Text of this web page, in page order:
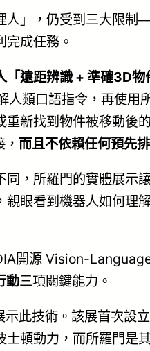
人」，仍受到三大限制
成任務。
「遠距辨識 + 準確3D
人類口語指令，再使
新找到物件被移動後
而且不依賴任何預先
，所羅門的實體展示
眼看到機器人如何理
開源 Vision-
動三項關鍵能力。
此技術。該展首次設
頓動力，而所羅門是